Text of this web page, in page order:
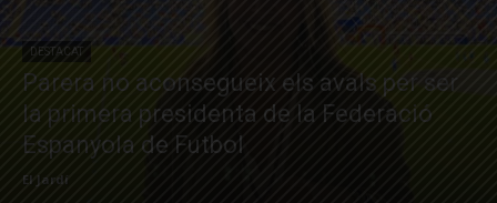
DESTACAT
Parera no aconsegueix els avals per ser
la primera presidenta de la Federació
Espanyola de Futbol
El Jardí